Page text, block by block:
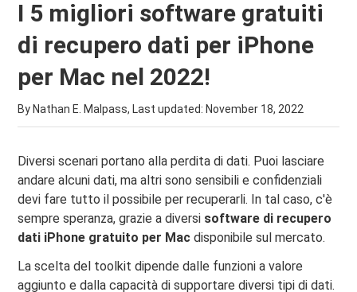
I 5 migliori software gratuiti
di recupero dati per iPhone
per Mac nel 2022!
By Nathan E. Malpass, Last updated: November 18, 2022
Diversi scenari portano alla perdita di dati. Puoi lasciare
andare alcuni dati, ma altri sono sensibili e confidenziali
devi fare tutto il possibile per recuperarli. In tal caso, c'è
sempre speranza, grazie a diversi software di recupero
dati iPhone gratuito per Mac disponibile sul mercato.
La scelta del toolkit dipende dalle funzioni a valore
aggiunto e dalla capacità di supportare diversi tipi di dati.